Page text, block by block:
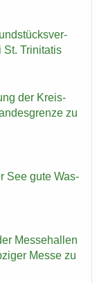
St. Tri­ni­ta­tis
der Kreis­
zu
See gute Was­
Mes­se­hal­len
Messe zu